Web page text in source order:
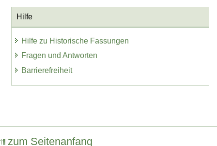
Hilfe
Hilfe zu Historische Fassungen
Fragen und Antworten
Barrierefreiheit
zum Seitenanfang